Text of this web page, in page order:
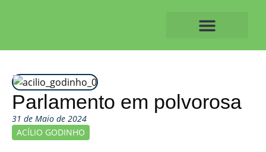
Parlamento em polvorosa
31 de Maio de 2024
ACÍLIO GODINHO